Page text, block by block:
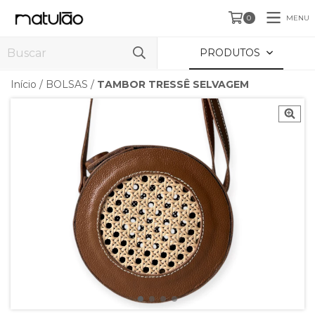
0 MENU
PRODUTOS
Início / BOLSAS / TAMBOR TRESSÊ SELVAGEM